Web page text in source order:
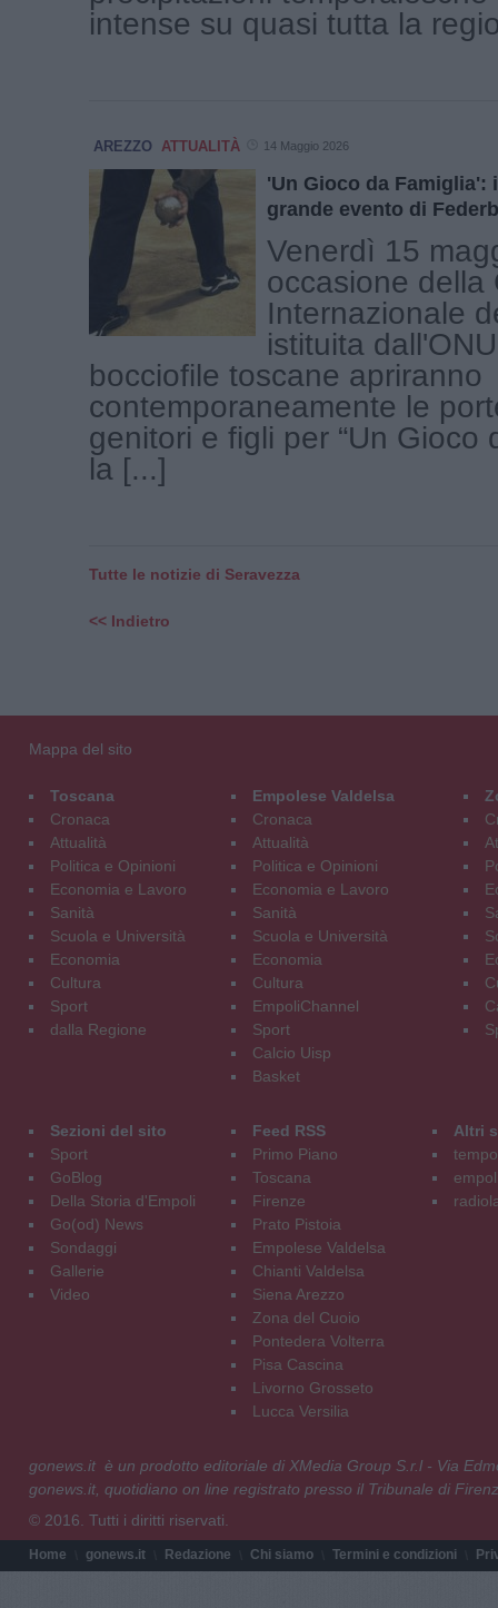
intense su quasi tutta la
AREZZO ATTUALITÀ 14 Maggio 2026
'Un Gioco da Famiglia':
grande evento di
Venerdì 15
occasione della
Internazionale
istituita
bocciofile toscane apriranno
contemporaneamente le
genitori e figli per “Un Gioco
la [...]
Tutte le notizie di Seravezza
<< Indietro
Mappa del sito
Toscana
Cronaca
Attualità
Politica e Opinioni
Economia e Lavoro
Sanità
Scuola e Università
Economia
Cultura
Sport
dalla Regione
Empolese Valdelsa
Cronaca
Attualità
Politica e Opinioni
Economia e Lavoro
Sanità
Scuola e Università
Economia
Cultura
EmpoliChannel
Sport
Calcio Uisp
Basket
Sezioni del sito
Sport
GoBlog
Della Storia d'Empoli
Go(od) News
Sondaggi
Gallerie
Video
Feed RSS
Primo Piano
Toscana
Firenze
Prato Pistoia
Empolese Valdelsa
Chianti Valdelsa
Siena Arezzo
Zona del Cuoio
Pontedera Volterra
Pisa Cascina
Livorno Grosseto
Lucca Versilia
Altri
gonews.it è un prodotto editoriale di XMedia Group S.r.l - Via
gonews.it, quotidiano on line registrato presso il Tribunale di
© 2016. Tutti i diritti riservati.
Home gonews.it Redazione Chi siamo Termini e condizioni